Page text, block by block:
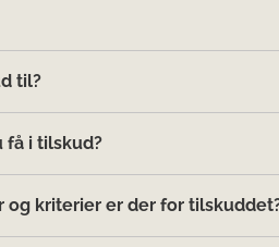
til?
få i tilskud?
og kriterier er der for